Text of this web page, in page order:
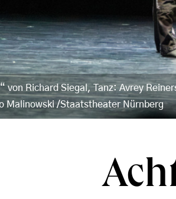
von Richard Siegal, Tanz: Avrey
Malinowski /Staatstheater Nürnberg